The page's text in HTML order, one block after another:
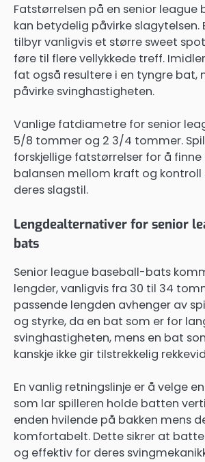
Fatstørrelsen på en senior
kan betydelig påvirke slagytelsen.
tilbyr vanligvis et større sweet
føre til flere vellykkede treff.
fat også resultere i en tyngre bat,
påvirke svinghastigheten.
Vanlige fatdiametre for senior
5/8 tommer og 2 3/4 tommer.
forskjellige fatstørrelser for å
balansen mellom kraft og kontroll
deres slagstil.
Lengdealternativer for senior
bats
Senior league baseball-bats
lengder, vanligvis fra 30 til 34
passende lengden avhenger av
og styrke, da en bat som er for
svinghastigheten, mens en bat
kanskje ikke gir tilstrekkelig
En vanlig retningslinje er å velge
som lar spilleren holde batten
enden hvilende på bakken mens
komfortabelt. Dette sikrer at
og effektiv for deres